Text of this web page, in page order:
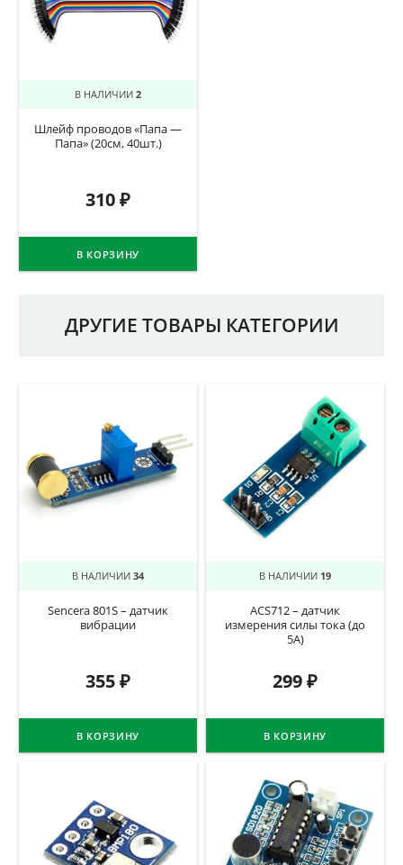
В НАЛИЧИИ 2
Шлейф проводов «Папа —
Папа» (20см, 40шт.)
310₽
В КОРЗИНУ
ДРУГИЕ ТОВАРЫ КАТЕГОРИИ
В НАЛИЧИИ 34
Sencera 801S – датчик
вибрации
355₽
В КОРЗИНУ
В НАЛИЧИИ 19
ACS712 – датчик
измерения силы тока (до
5А)
299₽
В КОРЗИНУ